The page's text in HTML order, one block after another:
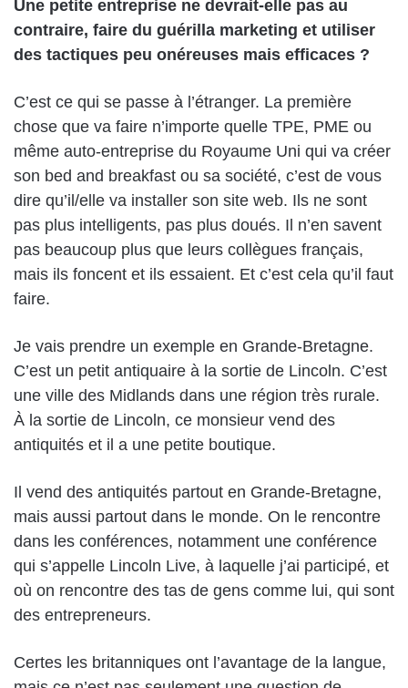
Une petite entreprise ne devrait-elle pas au
contraire, faire du guérilla marketing et utiliser
des tactiques peu onéreuses mais efficaces ?
C’est ce qui se passe à l’étranger. La première
chose que va faire n’importe quelle TPE, PME ou
même auto-entreprise du Royaume Uni qui va créer
son bed and breakfast ou sa société, c’est de vous
dire qu’il/elle va installer son site web. Ils ne sont
pas plus intelligents, pas plus doués. Il n’en savent
pas beaucoup plus que leurs collègues français,
mais ils foncent et ils essaient. Et c’est cela qu’il faut
faire.
Je vais prendre un exemple en Grande-Bretagne.
C’est un petit antiquaire à la sortie de Lincoln. C’est
une ville des Midlands dans une région très rurale.
À la sortie de Lincoln, ce monsieur vend des
antiquités et il a une petite boutique.
Il vend des antiquités partout en Grande-Bretagne,
mais aussi partout dans le monde. On le rencontre
dans les conférences, notamment une conférence
qui s’appelle Lincoln Live, à laquelle j’ai participé, et
où on rencontre des tas de gens comme lui, qui sont
des entrepreneurs.
Certes les britanniques ont l’avantage de la langue,